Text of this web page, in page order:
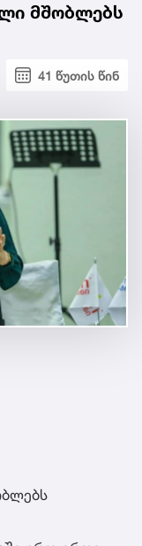
მშობლებს
41 წუთის წინ